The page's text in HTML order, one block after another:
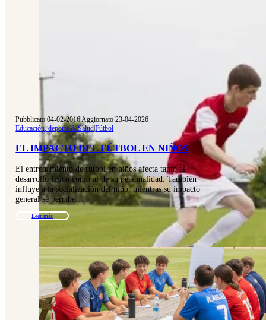
Pubblicato 04-02-2016|Aggiornato 23-04-2026
Educación, deporte & Salud|Fútbol
EL IMPACTO DEL FÚTBOL EN NIÑOS
El entrenamiento de fútbol en niños afecta tanto al
desarrollo físico como al de su personalidad. También
influye a la socialización del niño, mientras su impacto
general se percibe…
Leer más